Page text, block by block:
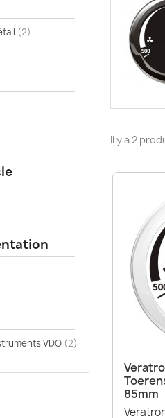
(2)
VDO (2)
Il y a 2
85mm